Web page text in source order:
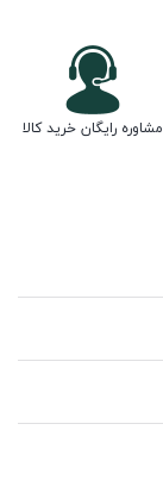
مشاوره رایگان خرید کالا